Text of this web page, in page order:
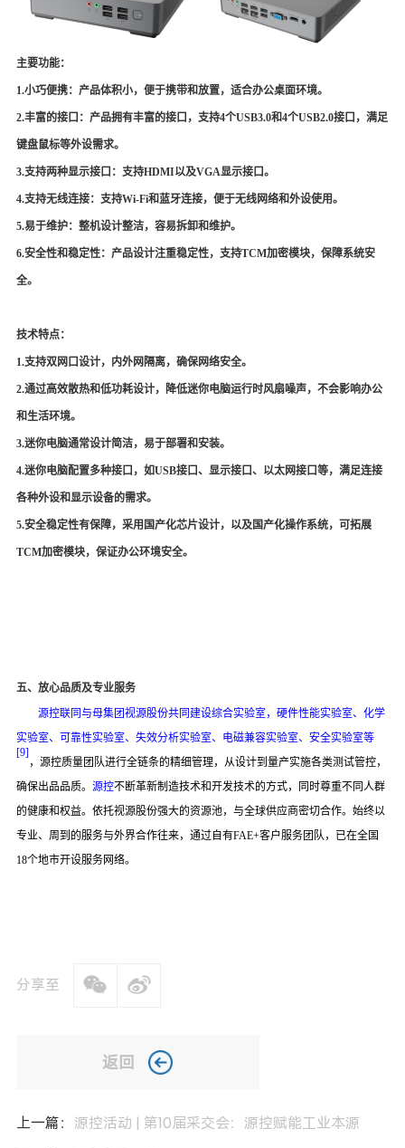
主要功能：
1.小巧便携：产品体积小，便于携带和放置，适合办公桌面环境。
2.丰富的接口：产品拥有丰富的接口，支持4个USB3.0和4个USB2.0接口，满足
键盘鼠标等外设需求。
3.支持两种显示接口：支持HDMI以及VGA显示接口。
4.支持无线连接：支持Wi-Fi和蓝牙连接，便于无线网络和外设使用。
5.易于维护：整机设计整洁，容易拆卸和维护。
6.安全性和稳定性：产品设计注重稳定性，支持TCM加密模块，保障系统安
全。
技术特点：
1.支持双网口设计，内外网隔离，确保网络安全。
2.通过高效散热和低功耗设计，降低迷你电脑运行时风扇噪声，不会影响办公
和生活环境。
3.迷你电脑通常设计简洁，易于部署和安装。
4.迷你电脑配置多种接口，如USB接口、显示接口、以太网接口等，满足连接
各种外设和显示设备的需求。
5.安全稳定性有保障，采用国产化芯片设计，以及国产化操作系统，可拓展
TCM加密模块，保证办公环境安全。
五、 放心品质及专业服务
源控联同与母集团视源股份共同建设综合实验室，硬件性能实验室、化学
实验室、可靠性实验室、失效分析实验室、电磁兼容实验室、安全实验室等
[9]
，源控质量团队进行全链条的精细管理，从设计到量产实施各类测试管控，
确保出品品质。 源控不断革新制造技术和开发技术的方式，
同时尊重不同人群
的健康和权益。 依托视源股份强大的资源池， 与全球供应商密切合作。始终以
专业、周到的服务与外界合作往来，通过自有FAE+客户服务团队，已在全国
18个地市开设服务网络。
分享至
返回
上一篇： 源控活动 | 第10届采交会：源控赋能工业本源